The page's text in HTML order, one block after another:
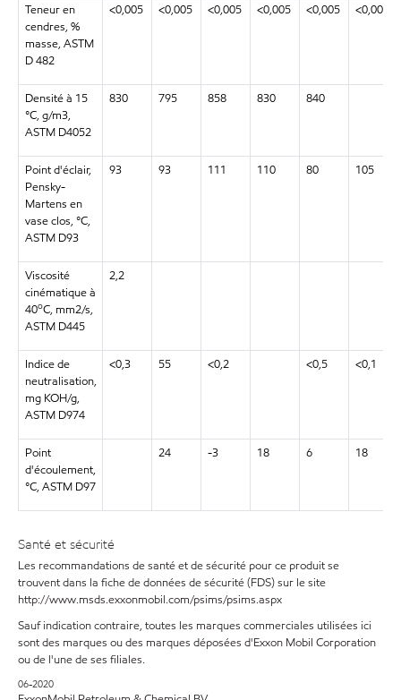
Teneur en
cendres, %
masse, ASTM
D 482
<0,005 <0,005 <0,005 <0,005 <0,005 <0,005
Densité à 15
°C, g/m3,
ASTM D4052
830 795 858 830 840
Point d'éclair,
Pensky-
Martens en
vase clos, °C,
ASTM D93
93 93 111 110 80 105
Viscosité
cinématique à
40oC, mm2/s,
ASTM D445
2,2
Indice de
neutralisation,
mg KOH/g,
ASTM D974
<0,3 55 <0,2 <0,5 <0,1
Point
d'écoulement,
°C, ASTM D97
24 -3 18 6 18
Santé et sécurité
Les recommandations de santé et de sécurité pour ce produit se
trouvent dans la fiche de données de sécurité (FDS) sur le site
http://www.msds.exxonmobil.com/psims/psims.aspx
Sauf indication contraire, toutes les marques commerciales utilisées ici
sont des marques ou des marques déposées d'Exxon Mobil Corporation
ou de l'une de ses filiales.
06-2020